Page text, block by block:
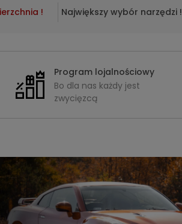
! Największy wybór narzędzi !
Program lojalnościowy
Bo dla nas każdy jest
zwycięzcą